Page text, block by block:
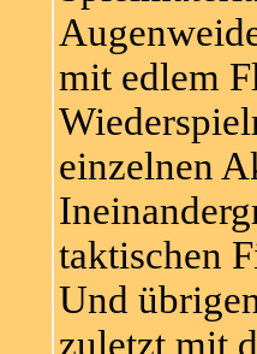
mit edlem
einzelnen
taktischen
Und
zuletzt mit